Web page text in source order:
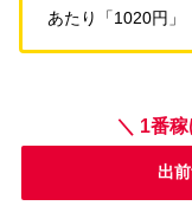
あたり「1020円」
＼ 1番
出